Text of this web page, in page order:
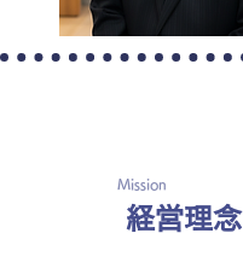
Mission
経営理念